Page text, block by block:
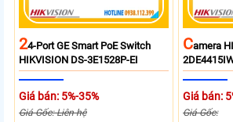
24-Port GE Smart PoE Switch
HIKVISION DS-3E1528P-EI
Giá bán: 5%-35%
Giá Gốc: Liên hệ
CAmera
Giá bán:
Giá Gốc: